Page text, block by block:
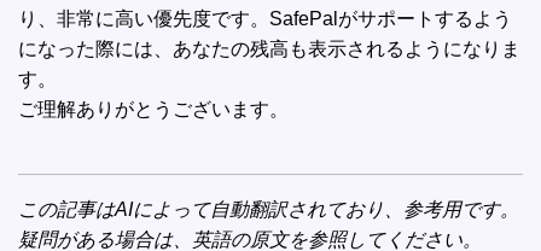
り、非常に高い優先度です。SafePalがサポートするよう
になった際には、あなたの残高も表示されるようになりま
す。
ご理解ありがとうございます。
この記事はAIによって自動翻訳されており、参考用です。
疑問がある場合は、 英語の原文を参照してください。